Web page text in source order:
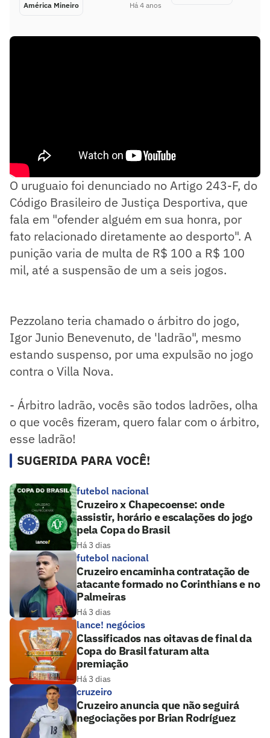
América Mineiro Há 4 anos
O uruguaio foi denunciado no Artigo 243-F, do
Código Brasileiro de Justiça Desportiva, que
fala em "ofender alguém em sua honra, por
fato relacionado diretamente ao desporto". A
punição varia de multa de R$ 100 a R$ 100
mil, até a suspensão de um a seis jogos.
Pezzolano teria chamado o árbitro do jogo,
Igor Junio Benevenuto, de 'ladrão", mesmo
estando suspenso, por uma expulsão no jogo
contra o Villa Nova.
- Árbitro ladrão, vocês são todos ladrões, olha
o que vocês fizeram, quero falar com o árbitro,
esse ladrão!
SUGERIDA PARA VOCÊ!
futebol nacional
Cruzeiro x Chapecoense: onde
assistir, horário e escalações do jogo
pela Copa do Brasil
Há 3 dias
futebol nacional
Cruzeiro encaminha contratação de
atacante formado no Corinthians e no
Palmeiras
Há 3 dias
lance! negócios
Classificados nas oitavas de final da
Copa do Brasil faturam alta
premiação
Há 3 dias
cruzeiro
Cruzeiro anuncia que não seguirá
negociações por Brian Rodríguez